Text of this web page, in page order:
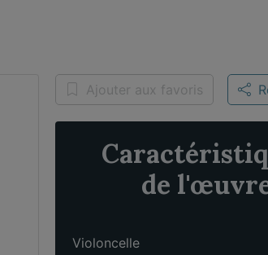
Ajouter aux favoris
de
Violoncelle